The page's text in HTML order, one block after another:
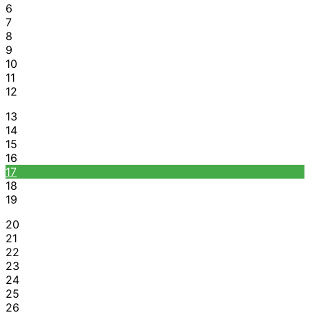
6
7
8
9
10
11
12
13
14
15
16
17
18
19
20
21
22
23
24
25
26